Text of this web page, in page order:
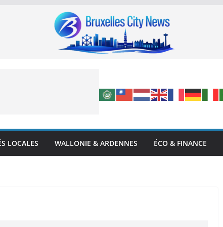
LOCALES WALLONIE & ARDENNES ÉCO & FINANCE